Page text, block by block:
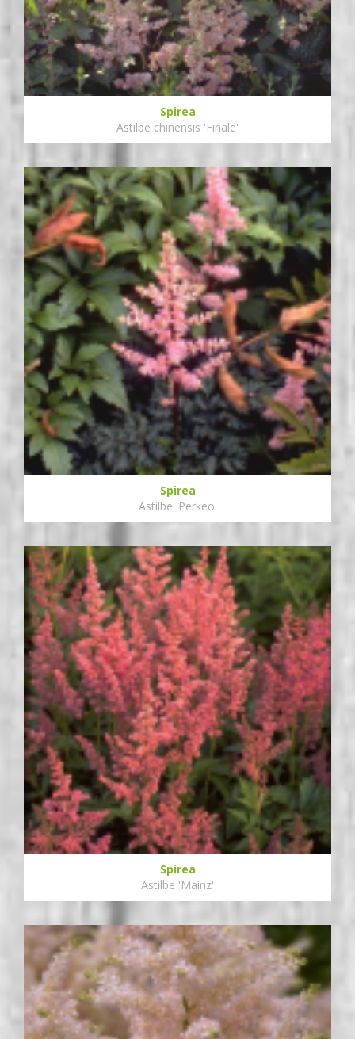
Spirea
Astilbe chinensis 'Finale'
Spirea
Astilbe 'Perkeo'
Spirea
Astilbe 'Mainz'